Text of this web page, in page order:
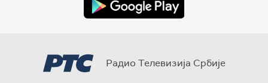
Радио Телевизија Србије